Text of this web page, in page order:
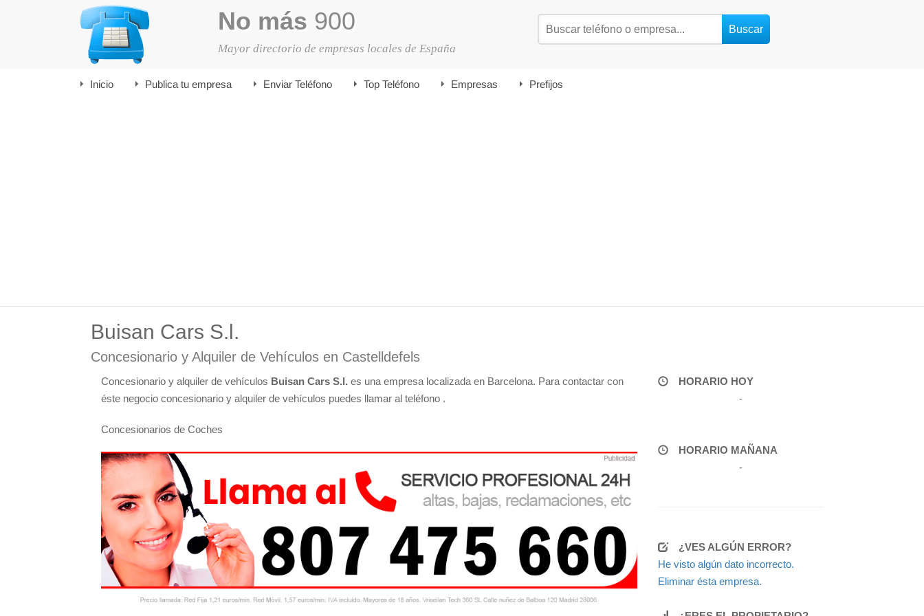
No más 900
Mayor directorio de empresas locales de España
Inicio Publica tu empresa Enviar Teléfono Top Teléfono Empresas Prefijos
Buisan Cars S.l.
Concesionario y Alquiler de Vehículos en Castelldefels
Concesionario y alquiler de vehículos Buisan Cars S.l. es una empresa localizada en Barcelona. Para contactar con
éste negocio concesionario y alquiler de vehículos puedes llamar al teléfono .
Concesionarios de Coches
HORARIO HOY
-
HORARIO MAÑANA
-
¿VES ALGÚN ERROR?
He visto algún dato incorrecto.
Eliminar ésta empresa.